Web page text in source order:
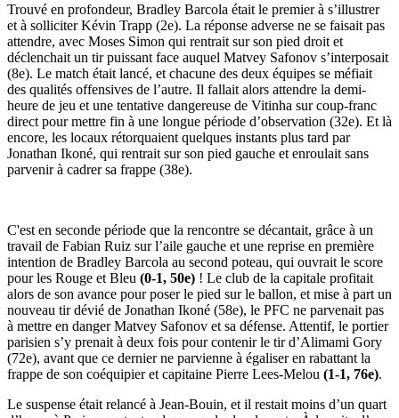
Trouvé en profondeur, Bradley Barcola était le premier à s’illustrer
et à solliciter Kévin Trapp (2e). La réponse adverse ne se faisait pas
attendre, avec Moses Simon qui rentrait sur son pied droit et
déclenchait un tir puissant face auquel Matvey Safonov s’interposait
(8e). Le match était lancé, et chacune des deux équipes se méfiait
des qualités offensives de l’autre. Il fallait alors attendre la demi-
heure de jeu et une tentative dangereuse de Vitinha sur coup-franc
direct pour mettre fin à une longue période d’observation (32e). Et là
encore, les locaux rétorquaient quelques instants plus tard par
Jonathan Ikoné, qui rentrait sur son pied gauche et enroulait sans
parvenir à cadrer sa frappe (38e).
C'est en seconde période que la rencontre se décantait, grâce à un
travail de Fabian Ruiz sur l’aile gauche et une reprise en première
intention de Bradley Barcola au second poteau, qui ouvrait le score
pour les Rouge et Bleu (0-1, 50e) ! Le club de la capitale profitait
alors de son avance pour poser le pied sur le ballon, et mise à part un
nouveau tir dévié de Jonathan Ikoné (58e), le PFC ne parvenait pas
à mettre en danger Matvey Safonov et sa défense. Attentif, le portier
parisien s’y prenait à deux fois pour contenir le tir d’Alimami Gory
(72e), avant que ce dernier ne parvienne à égaliser en rabattant la
frappe de son coéquipier et capitaine Pierre Lees-Melou (1-1, 76e).
Le suspense était relancé à Jean-Bouin, et il restait moins d’un quart